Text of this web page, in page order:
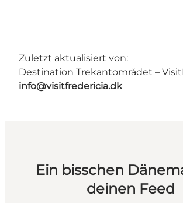
Zuletzt aktualisiert von:
Destination Trekantområdet –
info@visitfredericia.dk
Ein bisschen
deinen Feed